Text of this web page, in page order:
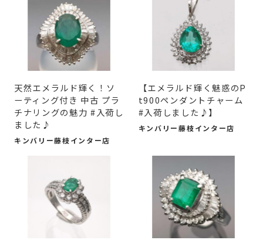
天然エメラルド輝く！ソ
ーティング付き 中古 プラ
チナリングの魅力 #入荷し
ました♪
キンバリー藤枝インター店
【エメラルド輝く魅惑のP
t900ペンダントチャーム
#入荷しました♪】
キンバリー藤枝インター店